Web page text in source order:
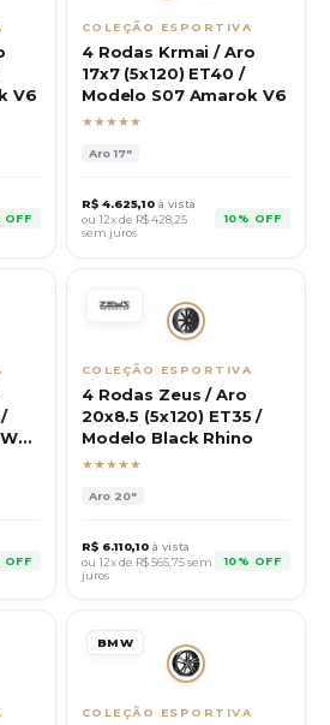
V6
OFF
COLEÇÃO ESPORTIVA
4 Rodas Krmai / Aro
17x7 (5x120) ET40 /
Modelo S07 Amarok V6
★★★★★
Aro17"
R$ 4.625,10 à vista
ou 12x de R$428,25
sem juros
10% OFF
OFF
COLEÇÃO ESPORTIVA
4 Rodas Zeus / Aro
20x8.5 (5x120) ET35 /
Modelo Black Rhino
★★★★★
Aro 20"
R$ 6.110,10 à vista
ou 12x de R$565,75sem
juros
10% OFF
BMW
COLEÇÃO ESPORTIVA